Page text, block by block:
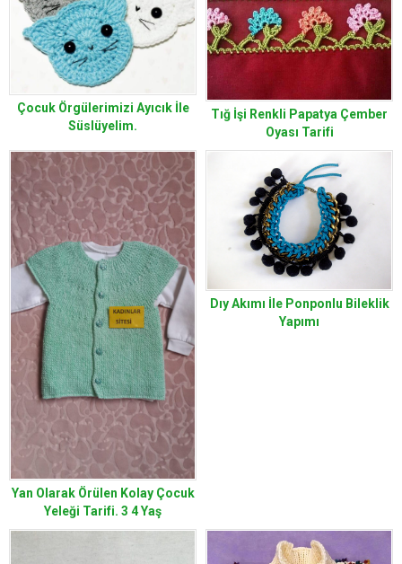
Çocuk Örgülerimizi Ayıcık İle
Süslüyelim.
Tığ İşi Renkli Papatya Çember
Oyası Tarifi
Yan Olarak Örülen Kolay Çocuk
Yeleği Tarifi. 3 4 Yaş
Dıy Akımı İle Ponponlu Bileklik
Yapımı